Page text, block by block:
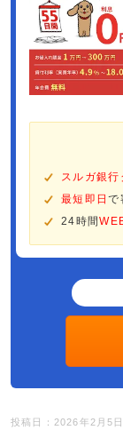
スルガ銀
最短即日で
24時間
投稿日：2026年2月5日